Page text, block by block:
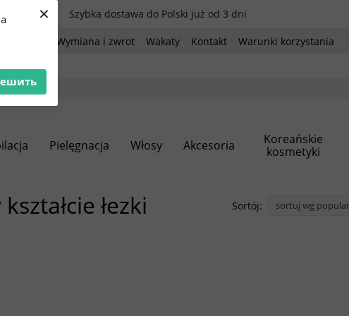
× Szybka dostawa do Polski już od 3 dni
dostawa Wymiana i zwrot Wakaty Kontakt
Warunki korzystania
Pielęgnacja Włosy Akcesoria
Koreańskie
kosmetyki
łezki Sortój: sortuj wg